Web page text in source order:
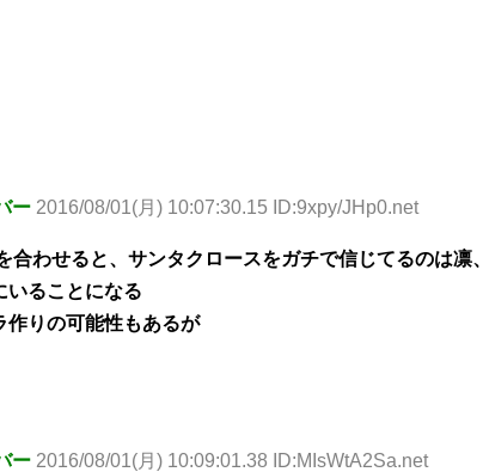
ー 2016/08/01(月) 10:07:30.15 ID:9xpy/JHp0.net
合わせると、サンタクロースをガチで信じてるのは凛、
いることになる
作りの可能性もあるが
ー 2016/08/01(月) 10:09:01.38 ID:MIsWtA2Sa.net